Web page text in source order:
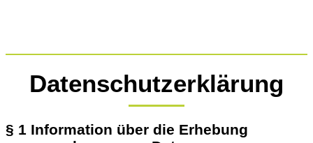
Datenschutzerklärung
§ 1 Information über die Erhebung